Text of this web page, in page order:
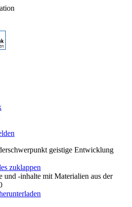
geistige Entwicklung
zuklappen
und -inhalte mit Materialien aus der